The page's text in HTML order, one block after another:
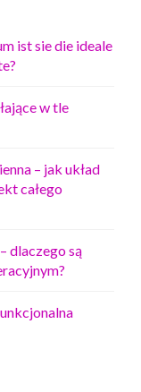
ist sie die ideale
w tle
– jak układ
całego
dlaczego są